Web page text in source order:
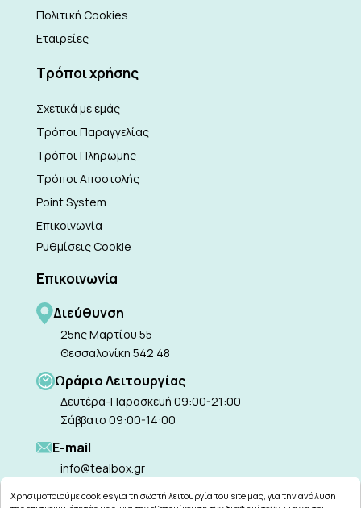
Πολιτική Cookies
Εταιρείες
Τρόποι χρήσης
Σχετικά με εμάς
Τρόποι Παραγγελίας
Τρόποι Πληρωμής
Τρόποι Αποστολής
Point System
Επικοινωνία
Ρυθμίσεις Cookie
Επικοινωνία
Διεύθυνση
25ης Μαρτίου 55
Θεσσαλονίκη 542 48
Ωράριο Λειτουργίας
Δευτέρα-Παρασκευή 09:00-21:00
Σάββατο 09:00-14:00
Ε-mail
info@tealbox.gr
Χρησιμοποιούμε cookies για τη σωστή λειτουργία του site μας, για την ανάλυση